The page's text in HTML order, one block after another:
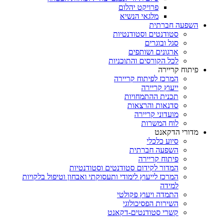
פרויקט יהלום
מלגאי הנשיא
השפעה חברתית
סטודנטים וסטודנטיות
סגל ובוגרים
ארגונים ושותפים
לכל הקורסים והתוכניות
פיתוח קריירה
המרכז לפיתוח קריירה
ייעוץ קריירה
תכנית ההתמחויות
סדנאות והרצאות
מועדוני קריירה
לוח המשרות
מדורי הדקאנט
סיוע כלכלי
השפעה חברתית
פיתוח קריירה
המדור לקידום סטודנטים וסטודנטיות
המרכז לייעוץ לימודי ותעסוקתי ואבחון וטיפול בלקויות
למידה
התמדה ויעוץ פקולטי
השירות הפסיכולוגי
קשרי סטודנטים-דקאנט